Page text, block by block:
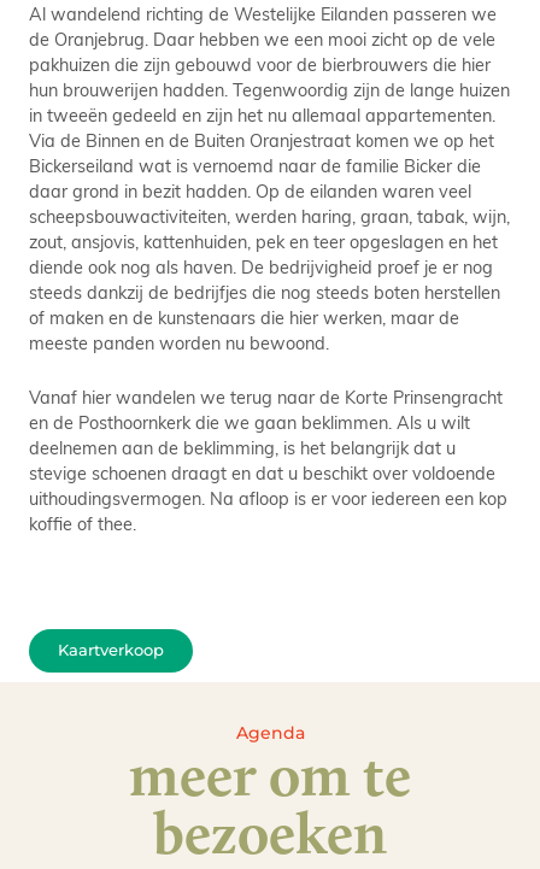
Al wandelend richting de Westelijke Eilanden passeren we
de Oranjebrug. Daar hebben we een mooi zicht op de vele
pakhuizen die zijn gebouwd voor de bierbrouwers die hier
hun brouwerijen hadden. Tegenwoordig zijn de lange huizen
in tweeën gedeeld en zijn het nu allemaal appartementen.
Via de Binnen en de Buiten Oranjestraat komen we op het
Bickerseiland wat is vernoemd naar de familie Bicker die
daar grond in bezit hadden. Op de eilanden waren veel
scheepsbouwactiviteiten, werden haring, graan, tabak, wijn,
zout, ansjovis, kattenhuiden, pek en teer opgeslagen en het
diende ook nog als haven. De bedrijvigheid proef je er nog
steeds dankzij de bedrijfjes die nog steeds boten herstellen
of maken en de kunstenaars die hier werken, maar de
meeste panden worden nu bewoond.
Vanaf hier wandelen we terug naar de Korte Prinsengracht
en de Posthoornkerk die we gaan beklimmen. Als u wilt
deelnemen aan de beklimming, is het belangrijk dat u
stevige schoenen draagt en dat u beschikt over voldoende
uithoudingsvermogen. Na afloop is er voor iedereen een kop
koffie of thee.
Kaartverkoop
Agenda
meer om te
bezoeken